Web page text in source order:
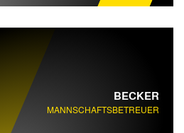
BECKER
MANNSCHAFTSBETREUER